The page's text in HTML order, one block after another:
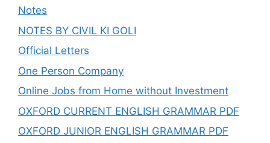
Notes
NOTES BY CIVIL KI GOLI
Official Letters
One Person Company
Online Jobs from Home without Investment
OXFORD CURRENT ENGLISH GRAMMAR PDF
OXFORD JUNIOR ENGLISH GRAMMAR PDF